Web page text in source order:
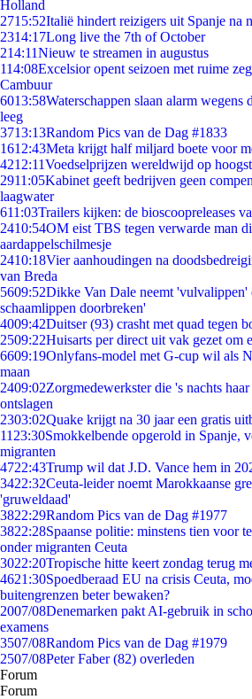
Holland
2715:52Italië hindert reizigers uit Spanje na
2314:17Long live the 7th of October
214:11Nieuw te streamen in augustus
114:08Excelsior opent seizoen met ruime
Cambuur
6013:58Waterschappen slaan alarm wegens
leeg
3713:13Random Pics van de Dag #1833
1612:43Meta krijgt half miljard boete voor
4212:11Voedselprijzen wereldwijd op
2911:05Kabinet geeft bedrijven geen
laagwater
611:03Trailers kijken: de bioscoopreleases
2410:54OM eist TBS tegen verwarde man
aardappelschilmesje
2410:18Vier aanhoudingen na
van Breda
5609:52Dikke Van Dale neemt 'vulvalippen'
schaamlippen doorbreken'
4009:42Duitser (93) crasht met quad tegen
2509:22Huisarts per direct uit vak gezet om
6609:19Onlyfans-model met G-cup wil als
maan
2409:02Zorgmedewerkster die 's nachts
ontslagen
2303:02Quake krijgt na 30 jaar een gratis
11 23:30Smokkelbende opgerold in Spanje,
migranten
4722:43Trump wil dat J.D. Vance hem in
3422:32Ceuta-leider noemt Marokkaanse
'gruweldaad'
3822:29Random Pics van de Dag #1977
3822:28Spaanse politie: minstens tien voor
onder migranten Ceuta
3022:20Tropische hitte keert zondag terug
4621:30Spoedberaad EU na crisis Ceuta,
buitengrenzen beter bewaken?
2007/08Denemarken pakt AI-gebruik in
examens
3507/08Random Pics van de Dag #1979
2507/08Peter Faber (82) overleden
Forum
Forum